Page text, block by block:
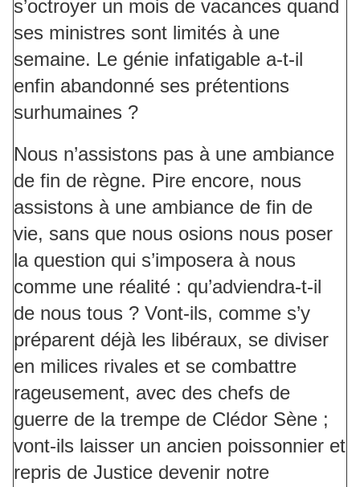
s’octroyer un mois de vacances quand
ses ministres sont limités à une
semaine. Le génie infatigable a-t-il
enfin abandonné ses prétentions
surhumaines ?
Nous n’assistons pas à une ambiance
de fin de règne. Pire encore, nous
assistons à une ambiance de fin de
vie, sans que nous osions nous poser
la question qui s’imposera à nous
comme une réalité : qu’adviendra-t-il
de nous tous ? Vont-ils, comme s’y
préparent déjà les libéraux, se diviser
en milices rivales et se combattre
rageusement, avec des chefs de
guerre de la trempe de Clédor Sène ;
vont-ils laisser un ancien poissonnier et
repris de Justice devenir notre